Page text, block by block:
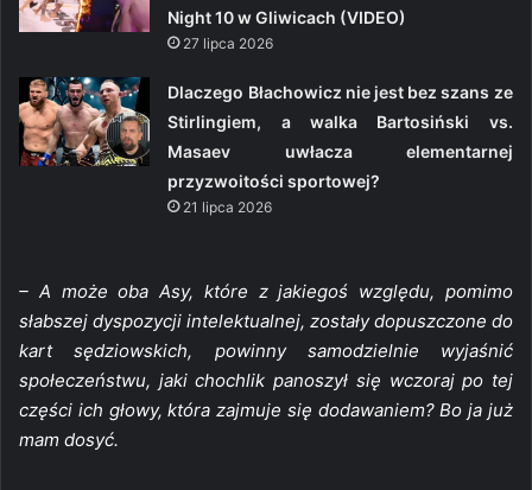
Night 10 w Gliwicach (VIDEO)
27 lipca 2026
Dlaczego Błachowicz nie jest bez szans ze
Stirlingiem, a walka Bartosiński vs.
Masaev uwłacza elementarnej
przyzwoitości sportowej?
21 lipca 2026
– A może oba Asy, które z jakiegoś względu, pomimo
słabszej dyspozycji intelektualnej, zostały dopuszczone do
kart sędziowskich, powinny samodzielnie wyjaśnić
społeczeństwu, jaki chochlik panoszył się wczoraj po tej
części ich głowy, która zajmuje się dodawaniem? Bo ja już
mam dosyć.